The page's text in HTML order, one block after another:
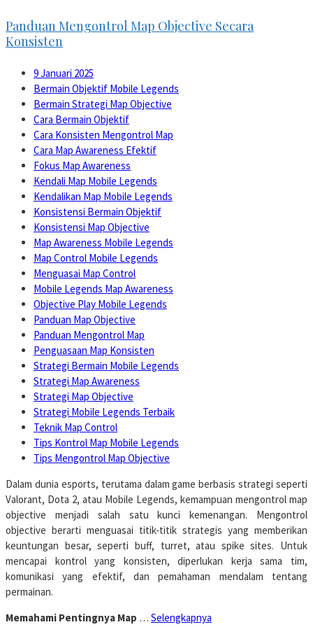
Panduan Mengontrol Map Objective Secara
Konsisten
9 Januari 2025
Bermain Objektif Mobile Legends
Bermain Strategi Map Objective
Cara Bermain Objektif
Cara Konsisten Mengontrol Map
Cara Map Awareness Efektif
Fokus Map Awareness
Kendali Map Mobile Legends
Kendalikan Map Mobile Legends
Konsistensi Bermain Objektif
Konsistensi Map Objective
Map Awareness Mobile Legends
Map Control Mobile Legends
Menguasai Map Control
Mobile Legends Map Awareness
Objective Play Mobile Legends
Panduan Map Objective
Panduan Mengontrol Map
Penguasaan Map Konsisten
Strategi Bermain Mobile Legends
Strategi Map Awareness
Strategi Map Objective
Strategi Mobile Legends Terbaik
Teknik Map Control
Tips Kontrol Map Mobile Legends
Tips Mengontrol Map Objective
Dalam dunia esports, terutama dalam game berbasis strategi seperti
Valorant, Dota 2, atau Mobile Legends, kemampuan mengontrol map
objective menjadi salah satu kunci kemenangan. Mengontrol
objective berarti menguasai titik-titik strategis yang memberikan
keuntungan besar, seperti buff, turret, atau spike sites. Untuk
mencapai kontrol yang konsisten, diperlukan kerja sama tim,
komunikasi yang efektif, dan pemahaman mendalam tentang
permainan.
Memahami Pentingnya Map … Selengkapnya